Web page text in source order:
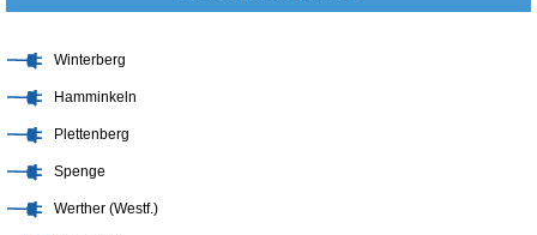
Winterberg
Hamminkeln
Plettenberg
Spenge
Werther (Westf.)